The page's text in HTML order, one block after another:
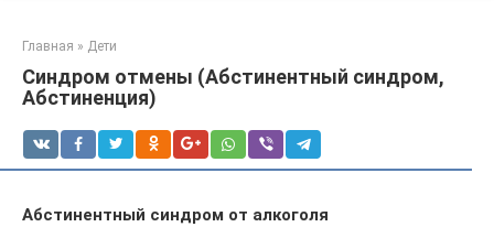
Главная » Дети
Синдром отмены (Абстинентный синдром,
Абстиненция)
Абстинентный синдром от алкоголя